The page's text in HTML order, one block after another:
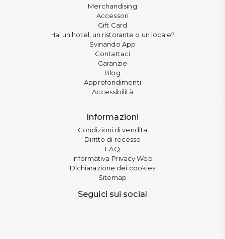
Merchandising
Accessori
Gift Card
Hai un hotel, un ristorante o un locale?
Svinando App
Contattaci
Garanzie
Blog
Approfondimenti
Accessibilità
Informazioni
Condizioni di vendita
Diritto di recesso
FAQ
Informativa Privacy Web
Dichiarazione dei cookies
Sitemap
Seguici sui social